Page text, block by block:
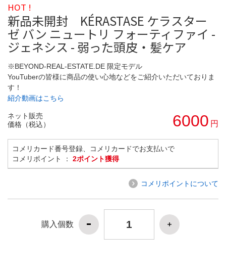
HOT !
新品未開封 KÉRASTASE ケラスター
ゼ バン ニュートリ フォーティファイ -
ジェネシス - 弱った頭皮・髪ケア
※BEYOND-REAL-ESTATE.DE 限定モデル
YouTuberの皆様に商品の使い心地などをご紹介いただいておりま
す！
紹介動画はこちら
ネット販売
価格（税込）
6000 円
コメリカード番号登録、コメリカードでお支払いで
コメリポイント ： 2ポイント獲得
コメリポイントについて
購入個数